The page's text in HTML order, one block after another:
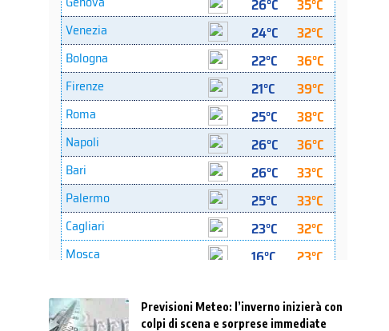
Previsioni Meteo: l’inverno inizierà con
colpi di scena e sorprese immediate